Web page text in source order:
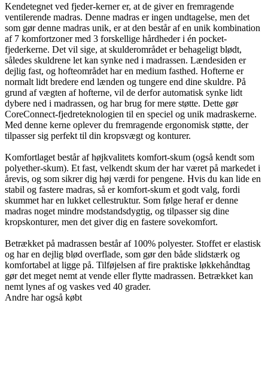
Kendetegnet ved fjeder-kerner er, at de giver en fremragende
ventilerende madras. Denne madras er ingen undtagelse, men det
som gør denne madras unik, er at den består af en unik kombination
af 7 komfortzoner med 3 forskellige hårdheder i én pocket-
fjederkerne. Det vil sige, at skulderområdet er behageligt blødt,
således skuldrene let kan synke ned i madrassen. Lændesiden er
dejlig fast, og hofteområdet har en medium fasthed. Hofterne er
normalt lidt bredere end lænden og tungere end dine skuldre. På
grund af vægten af hofterne, vil de derfor automatisk synke lidt
dybere ned i madrassen, og har brug for mere støtte. Dette gør
CoreConnect-fjedreteknologien til en speciel og unik madraskerne.
Med denne kerne oplever du fremragende ergonomisk støtte, der
tilpasser sig perfekt til din kropsvægt og konturer.
Komfortlaget består af højkvalitets komfort-skum (også kendt som
polyether-skum). Et fast, velkendt skum der har været på markedet i
årevis, og som sikrer dig høj værdi for pengene. Hvis du kan lide en
stabil og fastere madras, så er komfort-skum et godt valg, fordi
skummet har en lukket cellestruktur. Som følge heraf er denne
madras noget mindre modstandsdygtig, og tilpasser sig dine
kropskonturer, men det giver dig en fastere sovekomfort.
Betrækket på madrassen består af 100% polyester. Stoffet er elastisk
og har en dejlig blød overflade, som gør den både slidstærk og
komfortabel at ligge på. Tilføjelsen af fire praktiske løkkehåndtag
gør det meget nemt at vende eller flytte madrassen. Betrækket kan
nemt lynes af og vaskes ved 40 grader.
Andre har også købt